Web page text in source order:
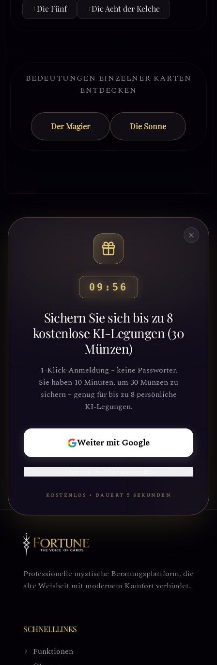
+Die Fünf +Die Acht der Kelche
BEDEUTUNGEN EINZELNER KARTEN
ENTDECKEN
Der Magier Die Sonne
09:51
Sichern Sie sich bis zu 8
kostenlose KI-Legungen (30
Münzen)
1-Klick-Anmeldung – keine Passwörter.
Sie haben 10 Minuten, um 30 Münzen zu
sichern – genug für bis zu 8 persönliche
KI-Legungen.
Weiter mit Google
KOSTENLOS • DAUERT 5 SEKUNDEN
Bereit, deinen Weg zu
entdecken?
Schließe dich Tausenden von
Suchenden an, die Klarheit und
Führung durch unsere Plattform
gefunden haben. Deine kosmische Reise
wartet.
REISE
BEGINNEN
Professionelle mystische Beratungsplattform, die
alte Weisheit mit modernem Komfort verbindet.
SCHNELLLINKS
Funktionen